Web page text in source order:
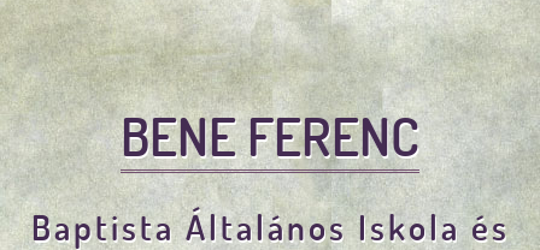
BENE FERENC
Baptista Általános Iskola és